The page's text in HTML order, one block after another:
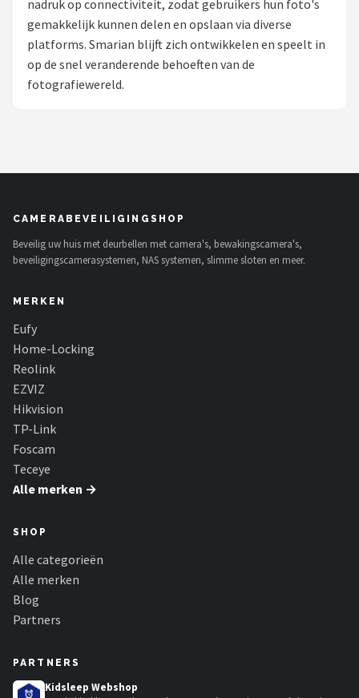
Eufy
Home-Locking
TP-Link
Foscam
Teceye
Smartwares
ieGeek
Alle merken →
nadruk op connectiviteit, zodat gebruikers hun foto's
gemakkelijk kunnen delen en opslaan via diverse
platforms. Smarian blijft zich ontwikkelen en speelt in
op de snel veranderende behoeften van de
fotografiewereld.
CAMERABEVEILIGINGSHOP
Beveilig uw huis met deurbellen met camera's, bewakingscamera's,
beveiligingscamerasystemen, NAS systemen, slimme sloten en meer.
MERKEN
Eufy
Home-Locking
Reolink
EZVIZ
Hikvision
TP-Link
Foscam
Teceye
Alle merken →
SHOP
Alle categorieën
Alle merken
Blog
Partners
PARTNERS
Kidsleep Webshop